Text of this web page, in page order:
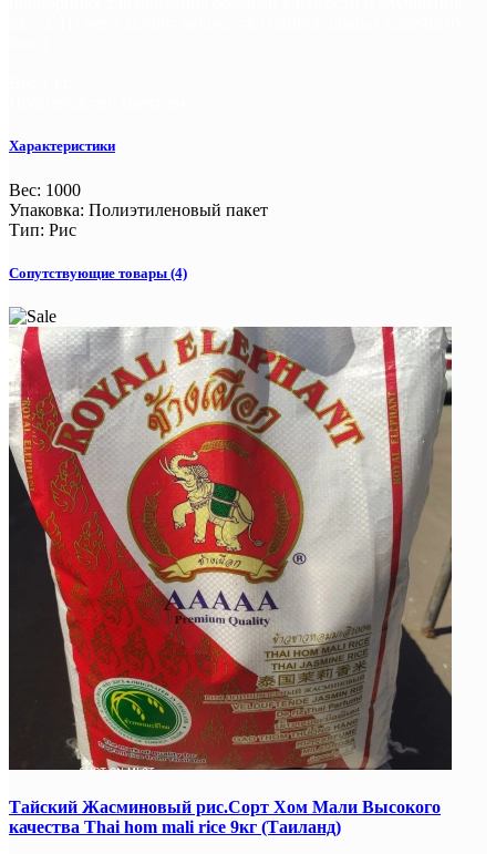
Характеристики
Вес: 1000
Упаковка: Полиэтиленовый пакет
Тип: Рис
Сопутствующие товары (4)
Тайский Жасминовый рис.Сорт Хом Мали Высокого
качества Thai hom mali rice 9кг (Таиланд)